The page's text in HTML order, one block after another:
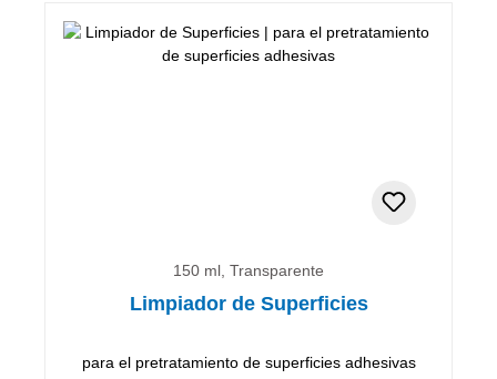
150 ml, Transparente
Limpiador de Superficies
para el pretratamiento de superficies adhesivas